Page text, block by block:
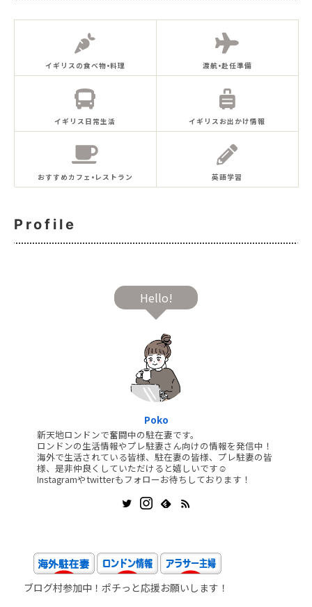
イギリスの食べ物•料理 渡航•赴任準備
イギリス日常生活 イギリスお出かけ情報
おすすめカフェ•レストラン 英語学習
Profile
Hello!
Poko
新天地ロンドンで奮闘中の駐在妻です。
ロンドンの生活情報やプレ駐妻さん向けの情報を発信中！
海外で生活されている皆様、駐在妻の皆様、プレ駐妻の皆
様、是非仲良くしていただけると嬉しいです☺️
Instagramやtwitterもフォローお待ちしております！
ブログ村参加中！ポチっと応援お願いします！